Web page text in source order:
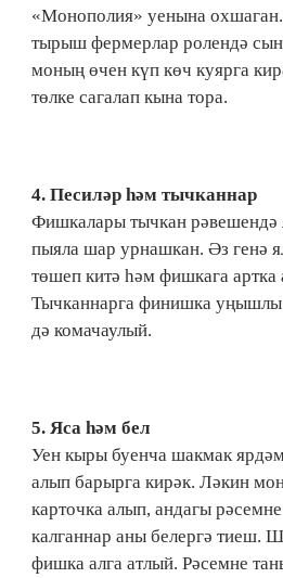
«Монополия» уенына
тырыш фермерлар ролендә
моның өчен күп көч куярга
төлке сагалап кына тора.
4.​ Песиләр һәм тычканнар
Фишкалары тычкан рәвешендә
пыяла шар урнашкан. Әз генә
төшеп китә һәм фишкага артка
Тычканнарга финишка
дә комачаулый.
5.​ Яса һәм бел
Уен кыры буенча шакмак
алып барырга кирәк. Ләкин
карточка алып, андагы
калганнар аны белергә тиеш.
фишка алга атлый. Рәсемне